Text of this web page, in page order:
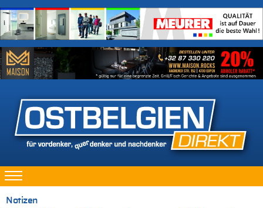
Notizen